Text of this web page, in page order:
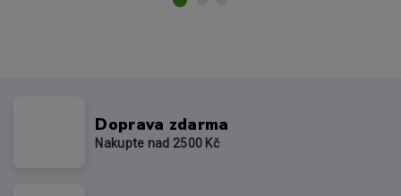
Doprava zdarma
Nakupte nad 2500 Kč